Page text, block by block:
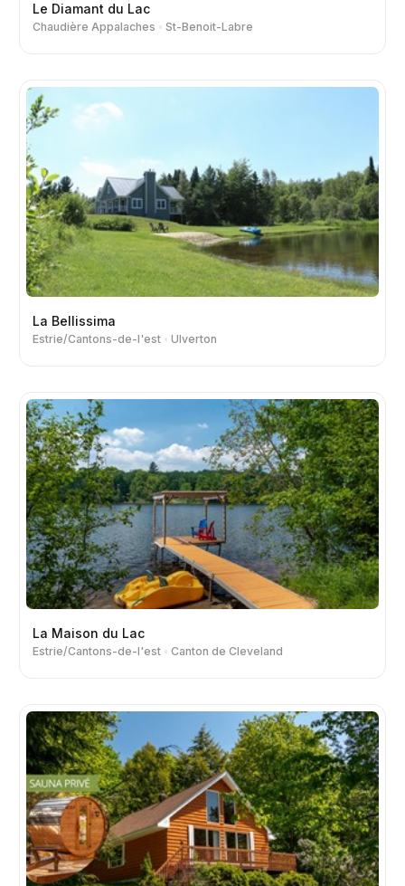
Le Diamant du Lac
Chaudière Appalaches St-Benoit-Labre
La Bellissima
Estrie/Cantons-de-l'est Ulverton
La Maison du Lac
Estrie/Cantons-de-l'est Canton de Cleveland